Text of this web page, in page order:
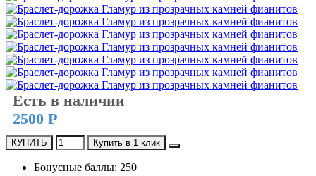
Есть в наличии
2500 Р
КУПИТЬ Купить в 1 клик
Бонусные баллы: 250